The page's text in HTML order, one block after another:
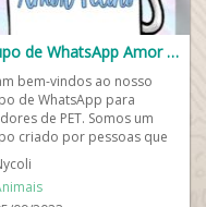
Grupo de WhatsApp Amor Felino💙🐱💖
bem-vindos ao nosso
de WhatsApp para
de PET. Somos um
criado por pessoas que
a Natureza e respeitam os
e que desejam...